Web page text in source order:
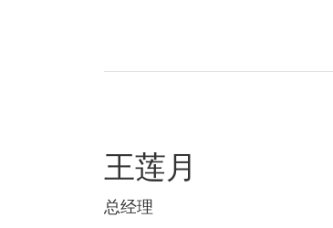
王莲月
总经理